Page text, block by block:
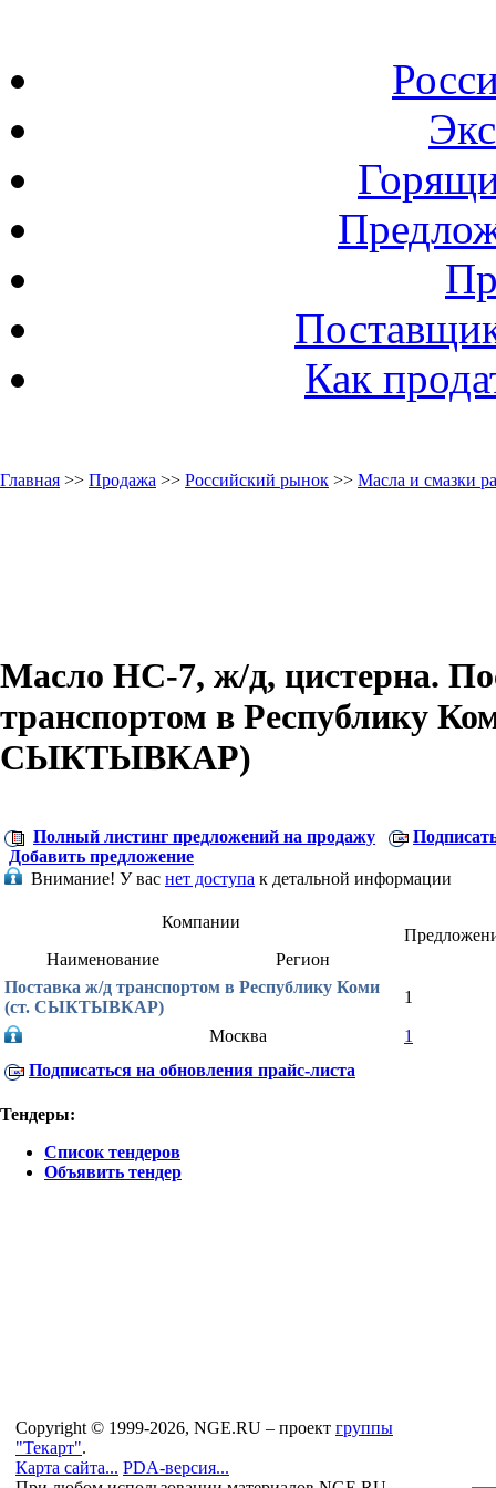
Как
Главная >> Продажа >> Российский рынок >> Масла и смазки
Масло НС-7, ж/д, цистерна.
транспортом в Республику
СЫКТЫВКАР)
Полный листинг предложений на продажу
Добавить предложение
Внимание! У вас нет доступа к детальной информации
Компании
Наименование
Регион
Поставка ж/д транспортом в Республику Коми
(ст. СЫКТЫВКАР)
1
Москва
1
Подписаться на обновления прайс-листа
Тендеры:
Список тендеров
Объявить тендер
Copyright © 1999-2026, NGE.RU – проект группы
"Текарт".
Карта сайта... PDA-версия...